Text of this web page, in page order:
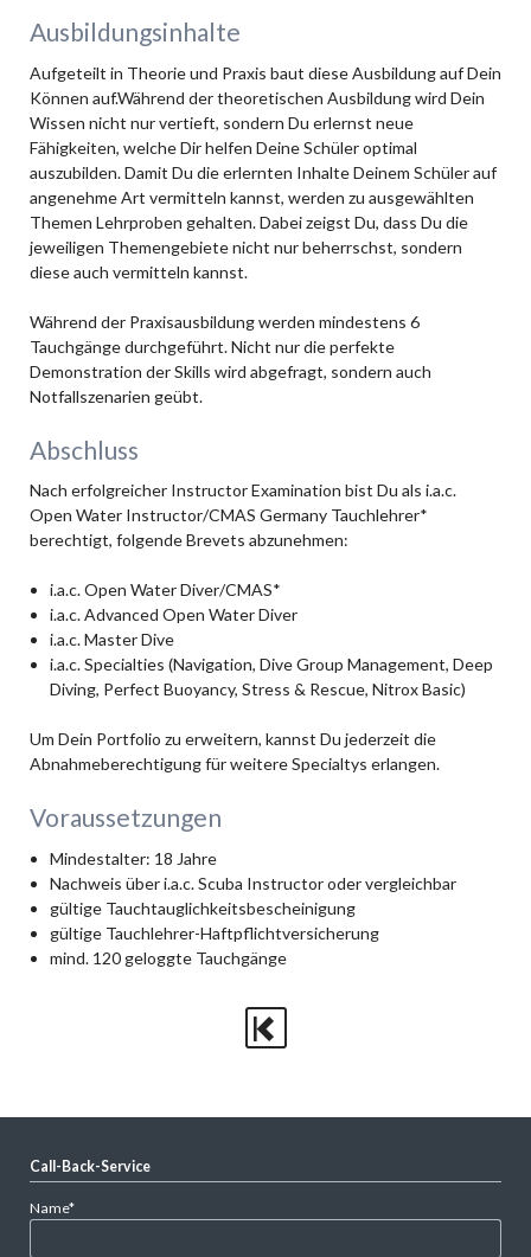
Ausbildungsinhalte
Aufgeteilt in Theorie und Praxis baut diese Ausbildung auf Dein
Können auf.Während der theoretischen Ausbildung wird Dein
Wissen nicht nur vertieft, sondern Du erlernst neue
Fähigkeiten, welche Dir helfen Deine Schüler optimal
auszubilden. Damit Du die erlernten Inhalte Deinem Schüler auf
angenehme Art vermitteln kannst, werden zu ausgewählten
Themen Lehrproben gehalten. Dabei zeigst Du, dass Du die
jeweiligen Themengebiete nicht nur beherrschst, sondern
diese auch vermitteln kannst.
Während der Praxisausbildung werden mindestens 6
Tauchgänge durchgeführt. Nicht nur die perfekte
Demonstration der Skills wird abgefragt, sondern auch
Notfallszenarien geübt.
Abschluss
Nach erfolgreicher Instructor Examination bist Du als i.a.c.
Open Water Instructor/CMAS Germany Tauchlehrer*
berechtigt, folgende Brevets abzunehmen:
i.a.c. Open Water Diver/CMAS*
i.a.c. Advanced Open Water Diver
i.a.c. Master Dive
i.a.c. Specialties (Navigation, Dive Group Management, Deep
Diving, Perfect Buoyancy, Stress & Rescue, Nitrox Basic)
Um Dein Portfolio zu erweitern, kannst Du jederzeit die
Abnahmeberechtigung für weitere Specialtys erlangen.
Voraussetzungen
Mindestalter: 18 Jahre
Nachweis über i.a.c. Scuba Instructor oder vergleichbar
gültige Tauchtauglichkeitsbescheinigung
gültige Tauchlehrer-Haftpflichtversicherung
mind. 120 geloggte Tauchgänge
Call-Back-Service
Pflichtfeld
Name*